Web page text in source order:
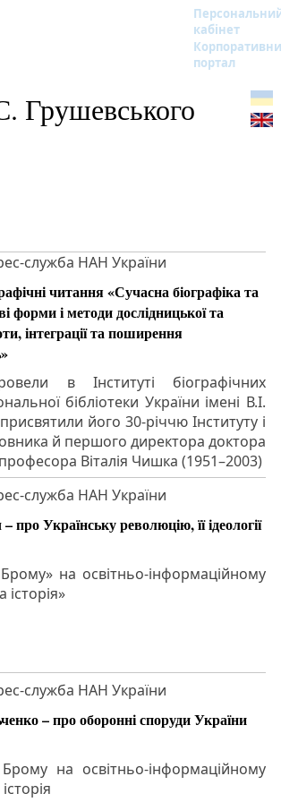
кабінет
портал
Грушевського
служба НАН України
читання «Сучасна біографіка та
форми і методи дослідницької та
інтеграції та поширення
в Інституті біографічних
бібліотеки України імені В.І.
його 30-річчю Інституту і
й першого директора доктора
Віталія Чишка (1951–2003)
служба НАН України
про Українську революцію, її ідеології
на освітньо-інформаційному
історія»
служба НАН України
– про оборонні споруди України
на освітньо-інформаційному